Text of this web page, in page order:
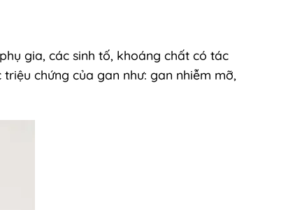
gia, các sinh tố, khoáng chất có tác
chứng của gan như: gan nhiễm mỡ,